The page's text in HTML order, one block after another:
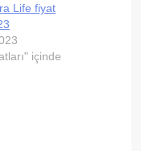
Life fiyat
içinde